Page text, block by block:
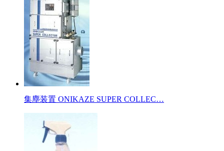
集塵装置 ONIKAZE SUPER COLLEC…